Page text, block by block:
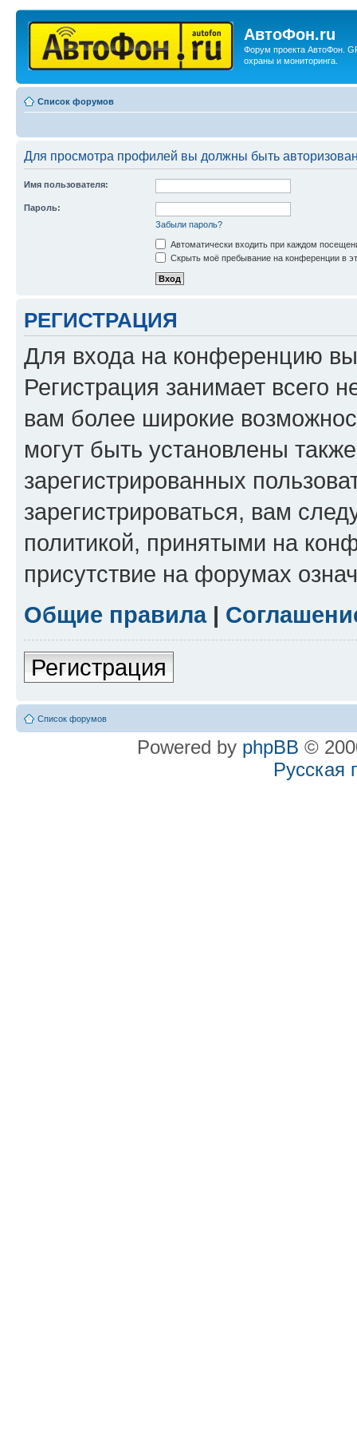
АвтоФон.ru
Форум проекта АвтоФон.
охраны и мониторинга.
Список форумов
Для просмотра профилей вы должны быть
Имя пользователя:
Пароль:
Забыли пароль?
Автоматически входить при каждом
Скрыть моё пребывание на конференции в
РЕГИСТРАЦИЯ
Для входа на конференцию
Регистрация занимает всего
вам более широкие
могут быть установлены
зарегистрированных
зарегистрироваться, вам
политикой, принятыми на
присутствие на форумах
Общие правила|
Регистрация
Список форумов
Powered by phpBB ©
Русская